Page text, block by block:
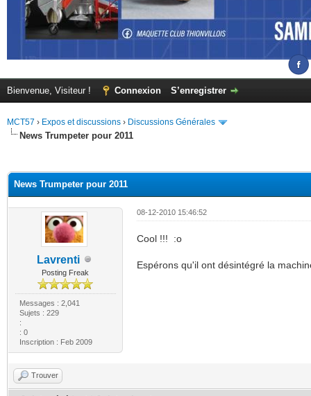
Bienvenue, Visiteur ! Connexion S’enregistrer
MCT57 › Expos et discussions › Discussions Générales
News Trumpeter pour 2011
News Trumpeter pour 2011
Lavrenti
Posting Freak
Messages : 2,041
Sujets : 229
:
: 0
Inscription : Feb 2009
08-12-2010 15:46:52
Cool !!! :o
Espérons qu'il ont désintégré la
Trouver